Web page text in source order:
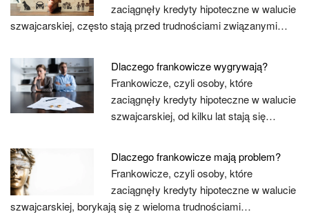
zaciągnęły kredyty hipoteczne w walucie
szwajcarskiej, często stają przed trudnościami związanymi…
Dlaczego frankowicze wygrywają?
Frankowicze, czyli osoby, które
zaciągnęły kredyty hipoteczne w walucie
szwajcarskiej, od kilku lat stają się…
Dlaczego frankowicze mają problem?
Frankowicze, czyli osoby, które
zaciągnęły kredyty hipoteczne w walucie
szwajcarskiej, borykają się z wieloma trudnościami…